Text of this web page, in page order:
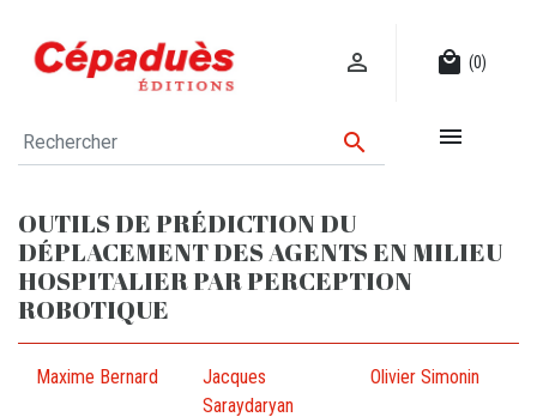
 local_mall (0)
 
OUTILS DE PRÉDICTION DU
DÉPLACEMENT DES AGENTS EN MILIEU
HOSPITALIER PAR PERCEPTION
ROBOTIQUE
Maxime Bernard
Jacques
Saraydaryan
Olivier Simonin